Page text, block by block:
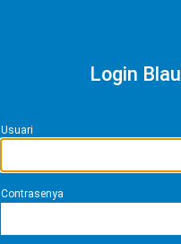
Login Blau
Usuari
Contrasenya